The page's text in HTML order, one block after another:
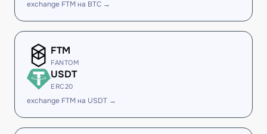
exchange FTM на BTC →
FTM
FANTOM
USDT
ERC20
exchange FTM на USDT →